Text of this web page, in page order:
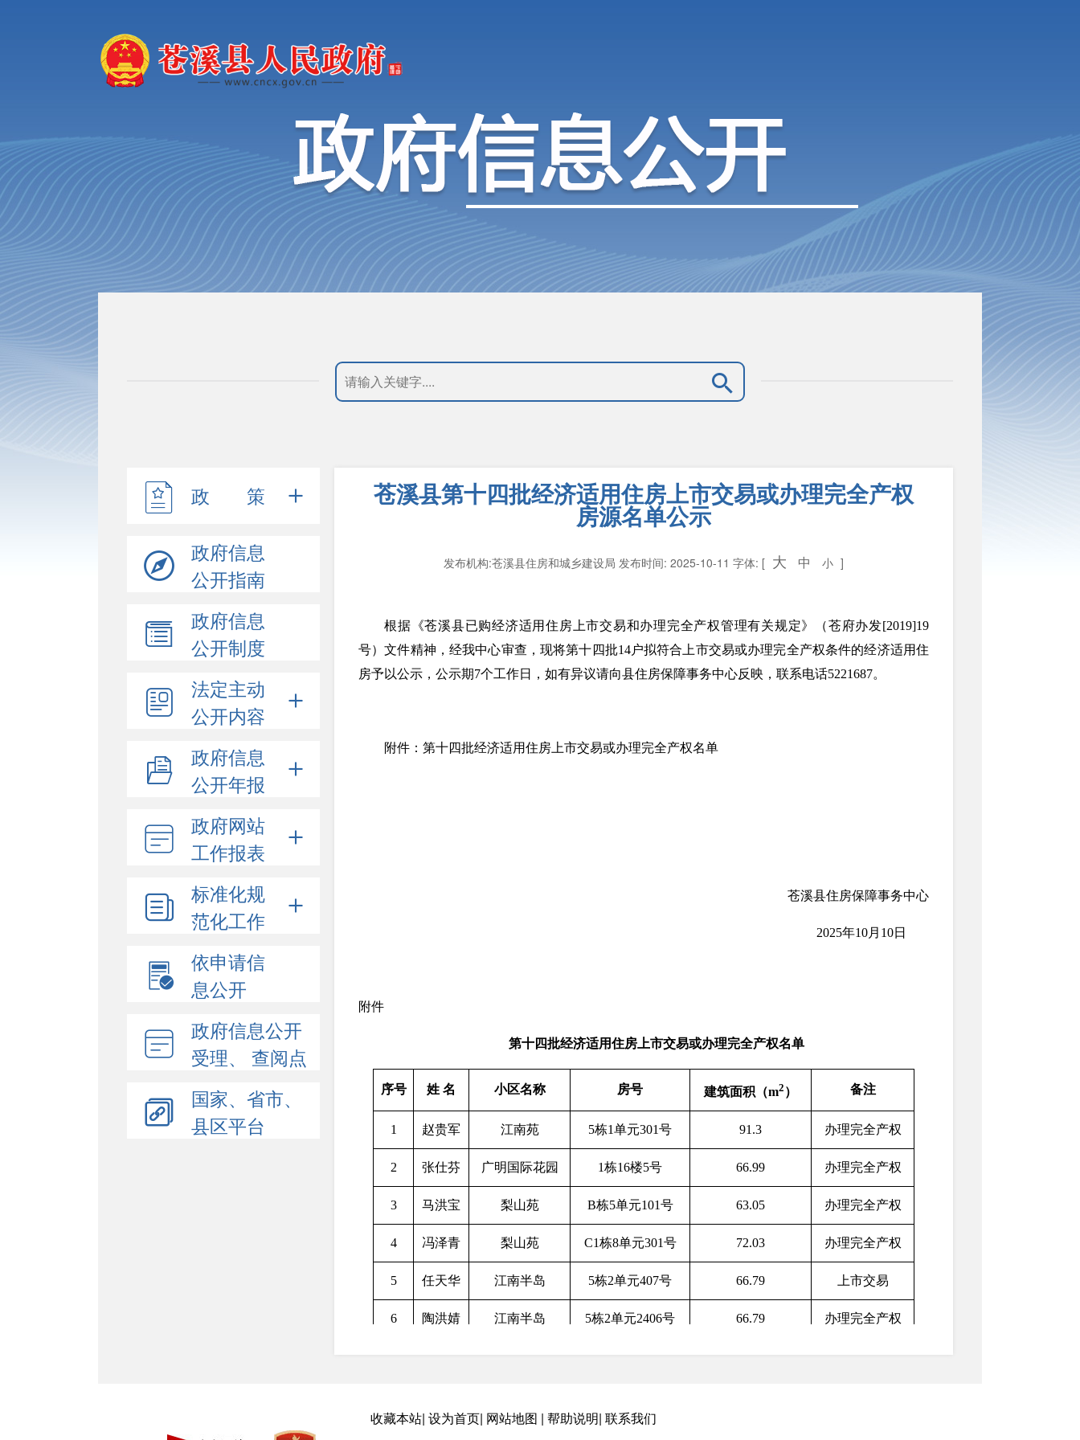
政 策
政府信息
公开指南
政府信息
公开制度
法定主动
公开内容
政府信息
公开年报
政府网站
工作报表
标准化规
范化工作
依申请信
息公开
政府信息公开
受理、 查阅点
国家、省市、
县区平台
苍溪县第十四批经济适用住房上市交易或办理完全产权
房源名单公示
发布机构:苍溪县住房和城乡建设局 发布时间: 2025-10-11 字体: [ 大 中 小 ]
根据《苍溪县已购经济适用住房上市交易和办理完全产权管理有关规定》（苍府办发[2019]19
号）文件精神，经我中心审查，现将第十四批14户拟符合上市交易或办理完全产权条件的经济适用住
房予以公示，公示期7个工作日，如有异议请向县住房保障事务中心反映，联系电话5221687。
附件：第十四批经济适用住房上市交易或办理完全产权名单
苍溪县住房保障事务中心
2025年10月10日
附件
第十四批经济适用住房上市交易或办理完全产权名单
序号 姓 名 小区名称 房号 建筑面积（m2 ） 备注
1 赵贵军 江南苑 5栋1单元301号 91.3 办理完全产权
2 张仕芬 广明国际花园 1栋16楼5号 66.99 办理完全产权
3 马洪宝 梨山苑 B栋5单元101号 63.05 办理完全产权
4 冯泽青 梨山苑 C1栋8单元301号 72.03 办理完全产权
5 任天华 江南半岛 5栋2单元407号 66.79 上市交易
6 陶洪婧 江南半岛 5栋2单元2406号 66.79 办理完全产权
收藏本站| 设为首页| 网站地图 | 帮助说明| 联系我们